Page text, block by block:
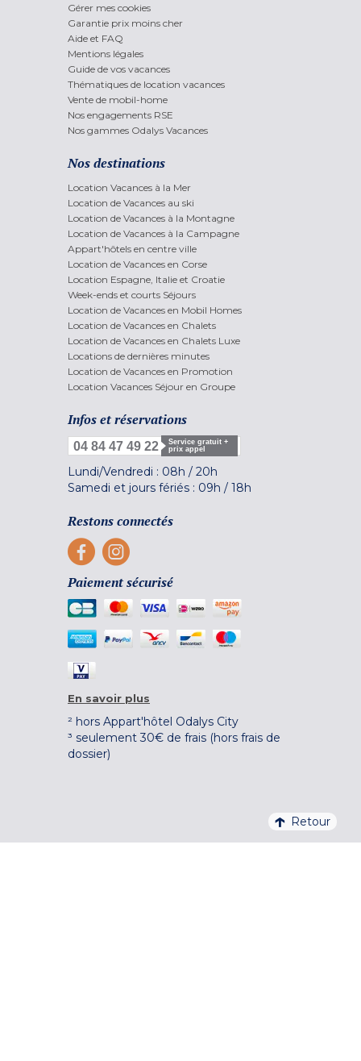
Gérer mes cookies
Garantie prix moins cher
Aide et FAQ
Mentions légales
Guide de vos vacances
Thématiques de location vacances
Vente de mobil-home
Nos engagements RSE
Nos gammes Odalys Vacances
Nos destinations
Location Vacances à la Mer
Location de Vacances au ski
Location de Vacances à la Montagne
Location de Vacances à la Campagne
Appart'hôtels en centre ville
Location de Vacances en Corse
Location Espagne, Italie et Croatie
Week-ends et courts Séjours
Location de Vacances en Mobil Homes
Location de Vacances en Chalets
Location de Vacances en Chalets Luxe
Locations de dernières minutes
Location de Vacances en Promotion
Location Vacances Séjour en Groupe
Infos et réservations
04 84 47 49 22
Service gratuit +
prix appel
Lundi/Vendredi : 08h / 20h
Samedi et jours fériés : 09h / 18h
Restons connectés
Paiement sécurisé
En savoir plus
² hors Appart'hôtel Odalys City
³ seulement 30€ de frais (hors frais de
dossier)
Retour